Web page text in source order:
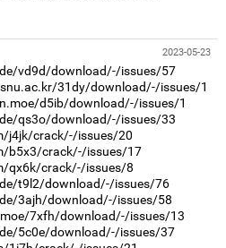
2023-05-23
vd9d/download/-/issues/57
31dy/download/-/issues/1
d5ib/download/-/issues/1
qs3o/download/-/issues/33
j4jk/crack/-/issues/20
b5x3/crack/-/issues/17
qx6k/crack/-/issues/8
t9l2/download/-/issues/76
3ajh/download/-/issues/58
7xfh/download/-/issues/13
5c0e/download/-/issues/37